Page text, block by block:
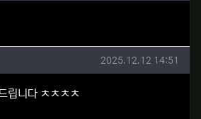
작성일
2025.12.12 14:51
립니다 ㅊㅊㅊㅊ